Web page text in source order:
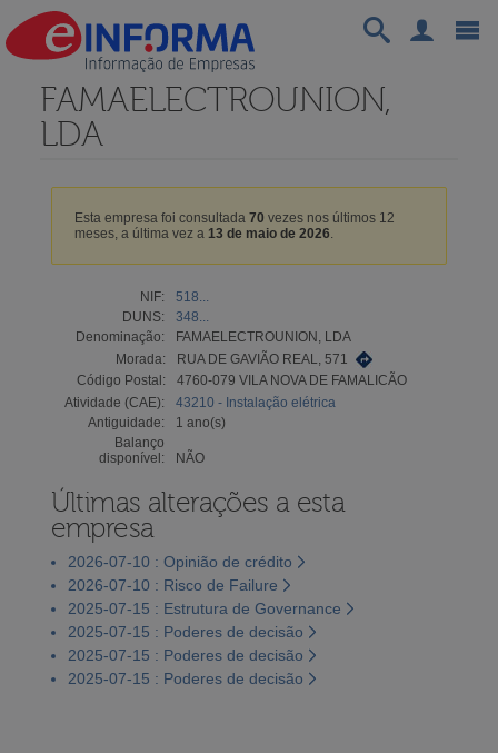
FAMAELECTROUNION,
LDA
Esta empresa foi consultada 70 vezes nos últimos 12
meses, a última vez a 13 de maio de 2026.
NIF:
518...
DUNS:
348...
Denominação:
FAMAELECTROUNION, LDA
Morada:
RUA DE GAVIÃO REAL, 571
Código Postal:
4760-079 VILA NOVA DE FAMALICÃO
Atividade (CAE):
43210 - Instalação elétrica
Antiguidade:
1 ano(s)
Balanço
disponível:
NÃO
Últimas alterações a esta
empresa
2026-07-10 : Opinião de crédito
2026-07-10 : Risco de Failure
2025-07-15 : Estrutura de Governance
2025-07-15 : Poderes de decisão
2025-07-15 : Poderes de decisão
2025-07-15 : Poderes de decisão